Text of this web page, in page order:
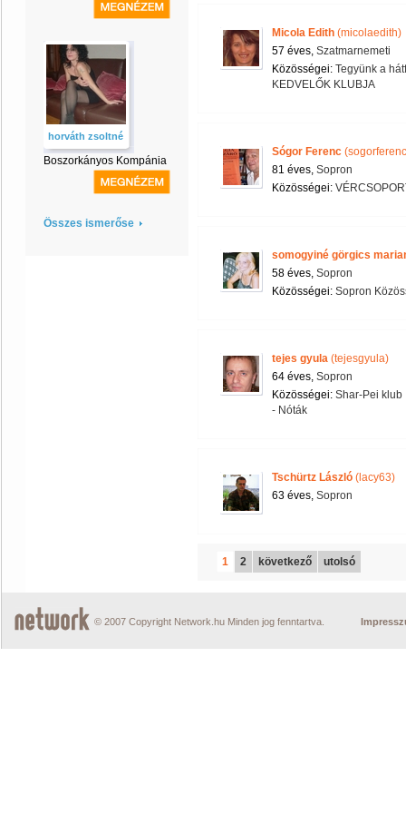
horváth zsoltné
Boszorkányos Kompánia
Összes ismerőse
Micola Edith (micolaedith)
57 éves, Szatmarnemeti
Közösségei: Tegyünk a
KEDVELŐK KLUBJA
Sógor Ferenc
81 éves, Sopron
Közösségei:
somogyiné görgics
58 éves, Sopron
Közösségei: Sopron
tejes gyula (tejesgyula)
64 éves, Sopron
Közösségei: Shar-Pei klub
- Nóták
Tschürtz László (lacy63)
63 éves, Sopron
1 2 következő utolsó
© 2007 Copyright Network.hu Minden jog fenntartva.